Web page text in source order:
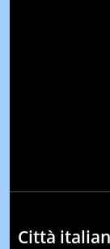
Città